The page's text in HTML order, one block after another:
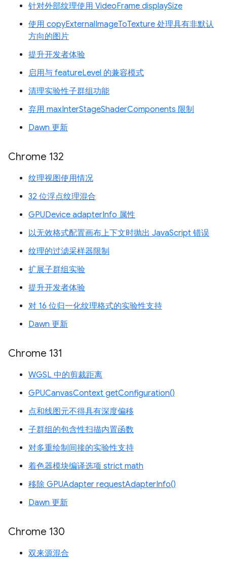
针对外部纹理使用 VideoFrame displaySize
使用 copyExternalImageToTexture 处理具有非默认
方向的图片
提升开发者体验
启用与 featureLevel 的兼容模式
清理实验性子群组功能
弃用 maxInterStageShaderComponents 限制
Dawn 更新
Chrome 132
纹理视图使用情况
32 位浮点纹理混合
GPUDevice adapterInfo 属性
以无效格式配置画布上下文时抛出 JavaScript 错误
纹理的过滤采样器限制
扩展子群组实验
提升开发者体验
对 16 位归一化纹理格式的实验性支持
Dawn 更新
Chrome 131
WGSL 中的剪裁距离
GPUCanvasContext getConfiguration()
点和线图元不得具有深度偏移
子群组的包含性扫描内置函数
对多重绘制间接的实验性支持
着色器模块编译选项 strict math
移除 GPUAdapter requestAdapterInfo()
Dawn 更新
Chrome 130
双来源混合